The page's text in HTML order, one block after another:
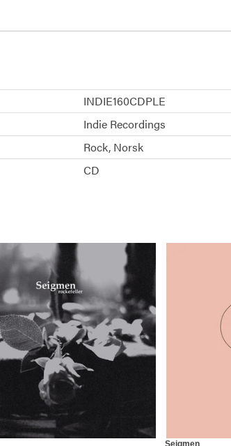
INDIE160CDPLE
Indie Recordings
Rock Norsk
CD
Seigmen